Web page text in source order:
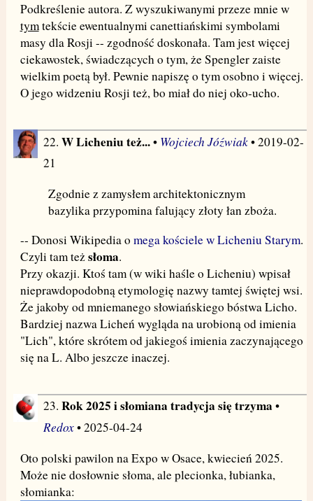
Podkreślenie autora. Z wyszukiwanymi przeze mnie w
tymtekście ewentualnymi canettiańskimi symbolami
masy dla Rosji -- zgodność doskonała. Tam jest więcej
ciekawostek, świadczących o tym, że Spengler zaiste
wielkim poetą był. Pewnie napiszę o tym osobno i więcej.
O jego widzeniu Rosji też, bo miał do niej oko-ucho.
22. W Licheniu też...• Wojciech Jóźwiak• 2019-02-
21
Zgodnie z zamysłem architektonicznym
bazylika przypomina falujący złoty łan zboża.
-- Donosi Wikipedia o mega kościele w Licheniu Starym.
Czyli tam teżsłoma.
Przy okazji. Ktoś tam (w wiki haśle o Licheniu) wpisał
nieprawdopodobną etymologię nazwy tamtej świętej wsi.
Że jakoby od mniemanego słowiańskiego bóstwa Licho.
Bardziej nazwa Licheń wygląda na urobioną od imienia
"Lich", które skrótem od jakiegoś imienia zaczynającego
się na L. Albo jeszcze inaczej.
23. Rok 2025 i słomiana tradycja się trzyma •
Redox• 2025-04-24
Oto polski pawilon na Expo w Osace, kwiecień 2025.
Może nie dosłownie słoma, ale plecionka, łubianka,
słomianka: